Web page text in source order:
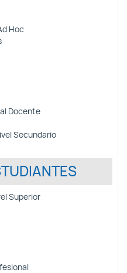
Hoc
Docente
Secundario
Superior